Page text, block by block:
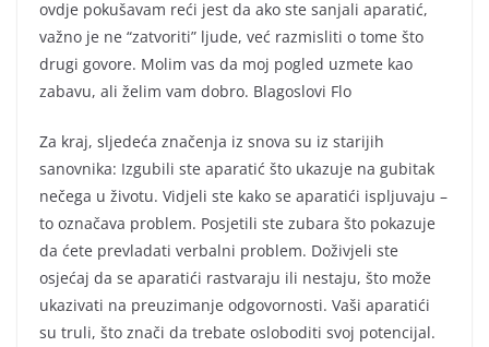
ovdje pokušavam reći jest da ako ste sanjali aparatić,
važno je ne “zatvoriti” ljude, već razmisliti o tome što
drugi govore. Molim vas da moj pogled uzmete kao
zabavu, ali želim vam dobro. Blagoslovi Flo
Za kraj, sljedeća značenja iz snova su iz starijih
sanovnika: Izgubili ste aparatić što ukazuje na gubitak
nečega u životu. Vidjeli ste kako se aparatići ispljuvaju –
to označava problem. Posjetili ste zubara što pokazuje
da ćete prevladati verbalni problem. Doživjeli ste
osjećaj da se aparatići rastvaraju ili nestaju, što može
ukazivati na preuzimanje odgovornosti. Vaši aparatići
su truli, što znači da trebate osloboditi svoj potencijal.